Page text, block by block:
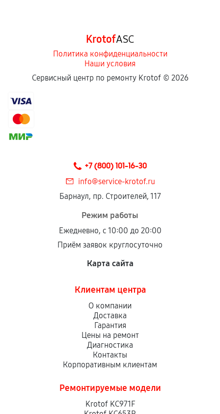
KrotofASC
Политика конфиденциальности
Наши условия
Сервисный центр по ремонту Krotof © 2026
+7 (800) 101-16-30
info@service-krotof.ru
Барнаул, пр. Строителей, 117
Режим работы
Ежедневно, с 10:00 до 20:00
Приём заявок круглосуточно
Карта сайта
Клиентам центра
О компании
Доставка
Гарантия
Цены на ремонт
Диагностика
Контакты
Корпоративным клиентам
Ремонтируемые модели
Krotof KC971F